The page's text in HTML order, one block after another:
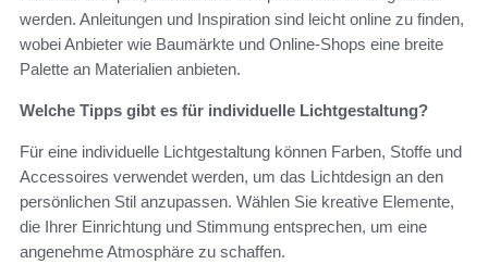
werden. Anleitungen und Inspiration sind leicht online zu finden,
wobei Anbieter wie Baumärkte und Online-Shops eine breite
Palette an Materialien anbieten.
Welche Tipps gibt es für individuelle Lichtgestaltung?
Für eine individuelle Lichtgestaltung können Farben, Stoffe und
Accessoires verwendet werden, um das Lichtdesign an den
persönlichen Stil anzupassen. Wählen Sie kreative Elemente,
die Ihrer Einrichtung und Stimmung entsprechen, um eine
angenehme Atmosphäre zu schaffen.